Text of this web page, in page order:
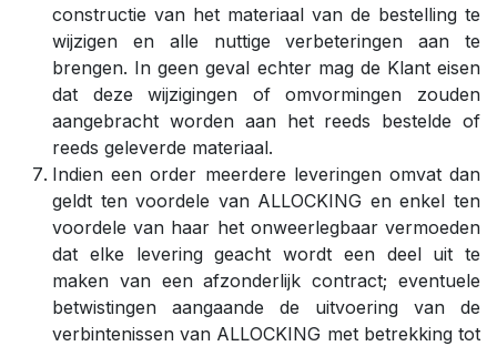
constructie van het materiaal van de bestelling te
wijzigen en alle nuttige verbeteringen aan te
brengen. In geen geval echter mag de Klant eisen
dat deze wijzigingen of omvormingen zouden
aangebracht worden aan het reeds bestelde of
reeds geleverde materiaal.
Indien een order meerdere leveringen omvat dan
geldt ten voordele van ALLOCKING en enkel ten
voordele van haar het onweerlegbaar vermoeden
dat elke levering geacht wordt een deel uit te
maken van een afzonderlijk contract; eventuele
betwistingen aangaande de uitvoering van de
verbintenissen van ALLOCKING met betrekking tot